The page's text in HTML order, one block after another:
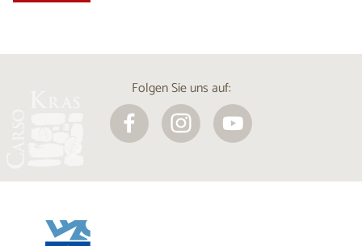
Folgen Sie uns auf: